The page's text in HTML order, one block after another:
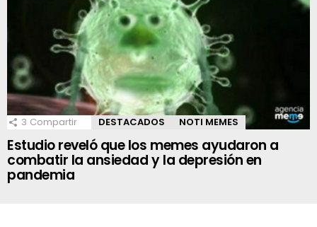
3 Compartir DESTACADOS NOTI MEMES
Estudio reveló que los memes ayudaron a
combatir la ansiedad y la depresión en
pandemia